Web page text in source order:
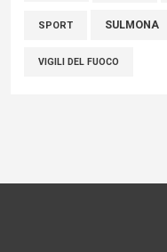
SPORT SULMONA
VIGILI DEL FUOCO